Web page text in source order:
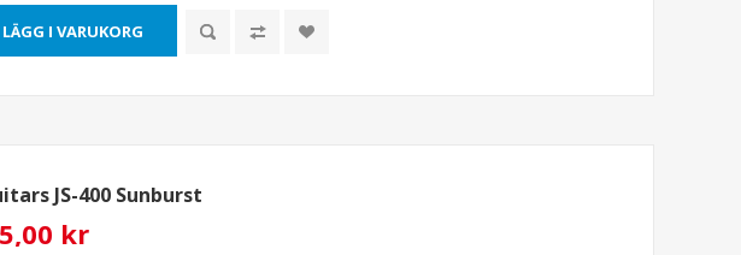
LÄGG I VARUKORG
JS-400 Sunburst
kr